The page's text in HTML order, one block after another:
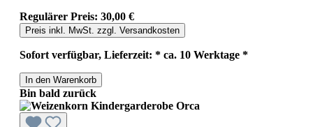
Regulärer Preis: 30,00 €
Preis inkl. MwSt. zzgl. Versandkosten
Sofort verfügbar, Lieferzeit: * ca. 10 Werktage *
In den Warenkorb
Bin bald zurück